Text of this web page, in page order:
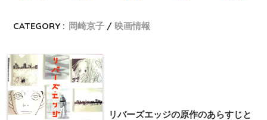
CATEGORY : 岡崎京子 映画情報
リバーズエッジの原作のあらすじと